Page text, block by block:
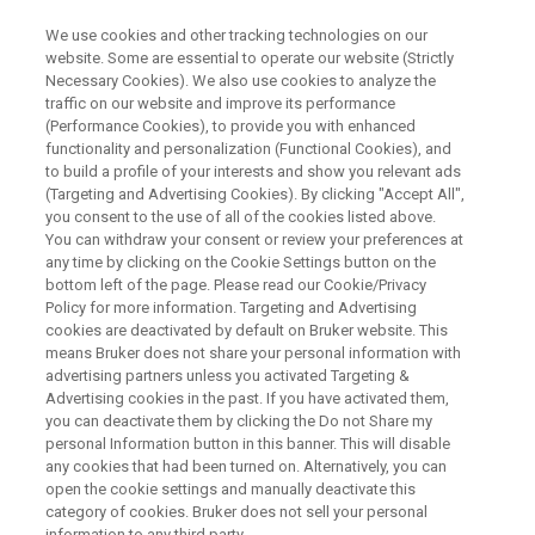
CONFERENCES & TRADESHOWS
NMR-Benutzertagung 2026
10. - 11. November 2026
Ettlingen, Deutschland
HIER REGISTRIEREN
We use cookies and other tracking technologies on our
website. Some are essential to operate our website (Strictly
Necessary Cookies). We also use cookies to analyze the
traffic on our website and improve its performance
(Performance Cookies), to provide you with enhanced
functionality and personalization (Functional Cookies), and
to build a profile of your interests and show you relevant ads
(Targeting and Advertising Cookies). By clicking "Accept All",
you consent to the use of all of the cookies listed above.
You can withdraw your consent or review your preferences at
any time by clicking on the Cookie Settings button on the
bottom left of the page. Please read our Cookie/Privacy
Policy for more information. Targeting and Advertising
cookies are deactivated by default on Bruker website. This
means Bruker does not share your personal information with
advertising partners unless you activated Targeting &
Advertising cookies in the past. If you have activated them,
you can deactivate them by clicking the Do not Share my
personal Information button in this banner. This will disable
any cookies that had been turned on. Alternatively, you can
open the cookie settings and manually deactivate this
category of cookies. Bruker does not sell your personal